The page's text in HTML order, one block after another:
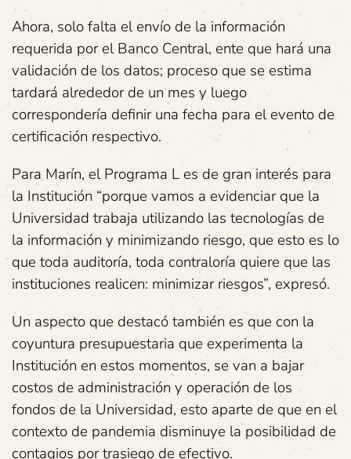
Ahora, solo falta el envío de la información
requerida por el Banco Central, ente que hará una
validación de los datos; proceso que se estima
tardará alrededor de un mes y luego
correspondería definir una fecha para el evento de
certificación respectivo.
Para Marín, el Programa L es de gran interés para
la Institución “porque vamos a evidenciar que la
Universidad trabaja utilizando las tecnologías de
la información y minimizando riesgo, que esto es lo
que toda auditoría, toda contraloría quiere que las
instituciones realicen: minimizar riesgos”, expresó.
Un aspecto que destacó también es que con la
coyuntura presupuestaria que experimenta la
Institución en estos momentos, se van a bajar
costos de administración y operación de los
fondos de la Universidad, esto aparte de que en el
contexto de pandemia disminuye la posibilidad de
contagios por trasiego de efectivo.